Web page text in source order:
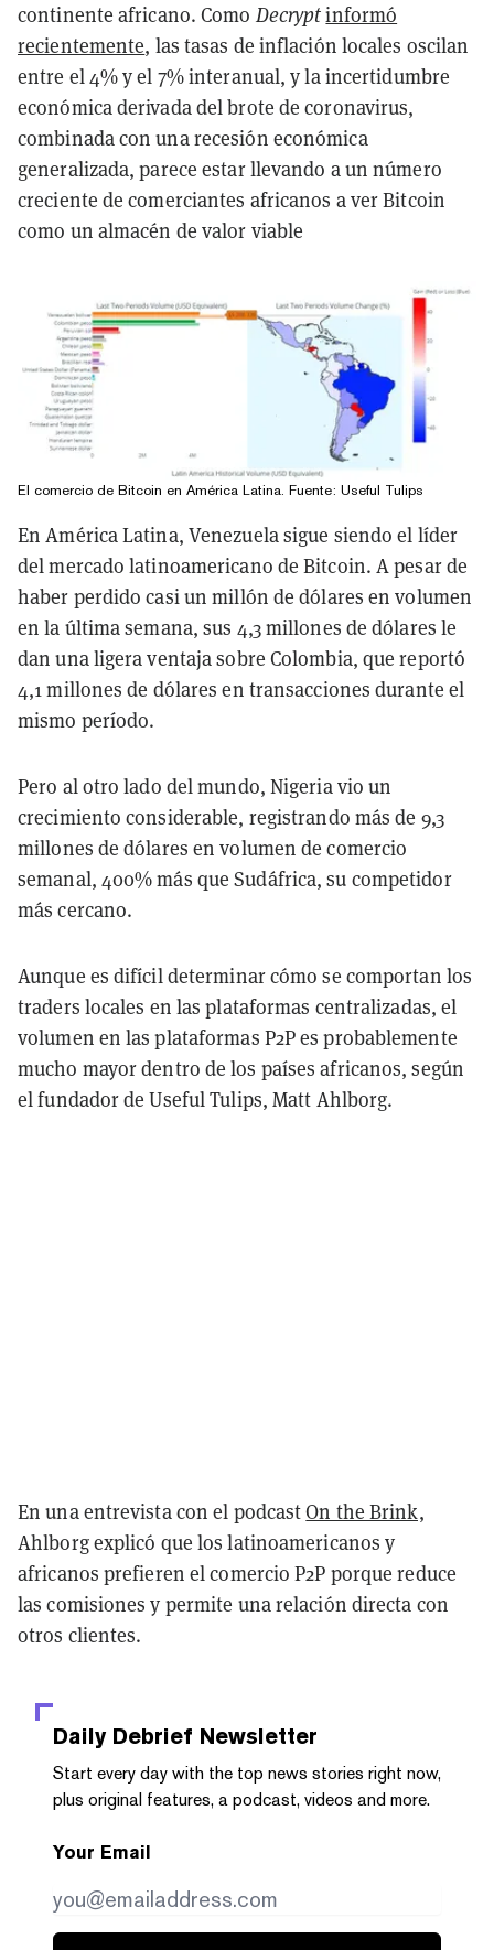
continente africano. Como Decryptinformó
recientemente, las tasas de inflación locales oscilan
entre el 4% y el 7% interanual, y la incertidumbre
económica derivada del brote de coronavirus,
combinada con una recesión económica
generalizada, parece estar llevando a un número
creciente de comerciantes africanos a ver Bitcoin
como un almacén de valor viable
El comercio de Bitcoin en América Latina. Fuente: Useful Tulips
En América Latina, Venezuela sigue siendo el líder
del mercado latinoamericano de Bitcoin. A pesar de
haber perdido casi un millón de dólares en volumen
en la última semana, sus 4,3 millones de dólares le
dan una ligera ventaja sobre Colombia, que reportó
4,1 millones de dólares en transacciones durante el
mismo período.
Pero al otro lado del mundo, Nigeria vio un
crecimiento considerable, registrando más de 9,3
millones de dólares en volumen de comercio
semanal, 400% más que Sudáfrica, su competidor
más cercano.
Aunque es difícil determinar cómo se comportan los
traders locales en las plataformas centralizadas, el
volumen en las plataformas P2P es probablemente
mucho mayor dentro de los países africanos, según
el fundador de Useful Tulips, Matt Ahlborg.
En una entrevista con el podcastOn the Brink,
Ahlborg explicó que los latinoamericanos y
africanos prefieren el comercio P2P porque reduce
las comisiones y permite una relación directa con
otros clientes.
Daily Debrief Newsletter
Start every day with the top news stories right now,
plus original features, a podcast, videos and more.
Your Email